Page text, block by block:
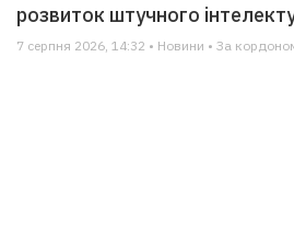
розвиток штучного
7 серпня 2026, 14:32 • Новини • За